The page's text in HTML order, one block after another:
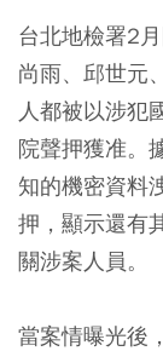
台北地檢署2
尚雨、邱世元
人都被以涉犯
院聲押獲准。
知的機密資料
押，顯示還有
關涉案人員。
當案情曝光後